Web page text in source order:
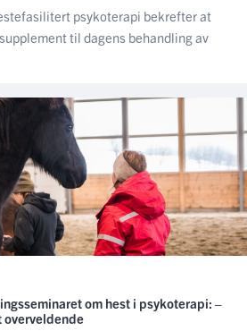
psykoterapi bekrefter at
til dagens behandling av
om hest i psykoterapi: –
overveldende